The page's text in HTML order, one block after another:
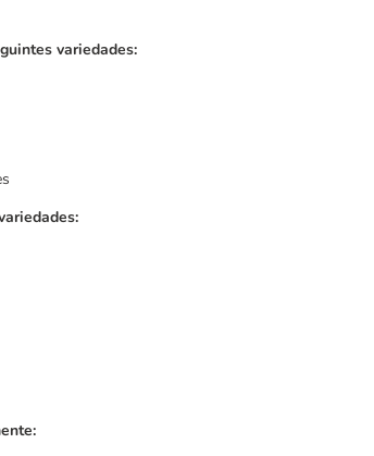
variedades: